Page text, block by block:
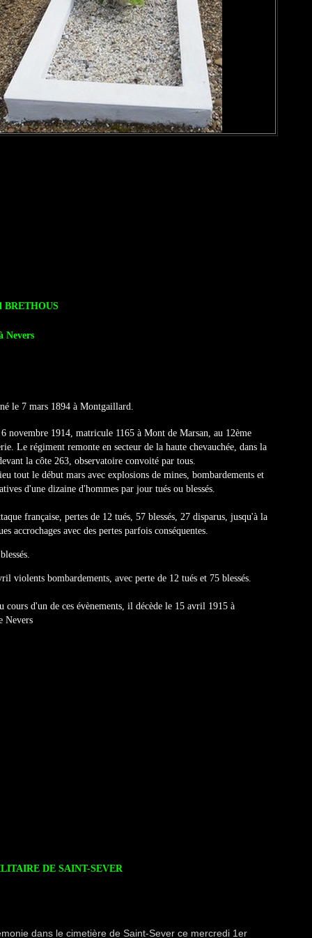
BRETHOUS
Nevers
le 7 mars 1894 à Montgaillard.
novembre 1914, matricule 1165 à Mont de Marsan, au 12ème
Le régiment remonte en secteur de la haute chevauchée, dans la
la côte 263, observatoire convoité par tous.
tout le début mars avec explosions de mines, bombardements et
d'une dizaine d'hommes par jour tués ou blessés.
française, pertes de 12 tués, 57 blessés, 27 disparus, jusqu'à la
accrochages avec des pertes parfois conséquentes.
violents bombardements, avec perte de 12 tués et 75 blessés.
cours d'un de ces évènements, il décède le 15 avril 1915 à
Nevers
DE SAINT-SEVER
dans le cimetière de Saint-Sever ce mercredi 1er